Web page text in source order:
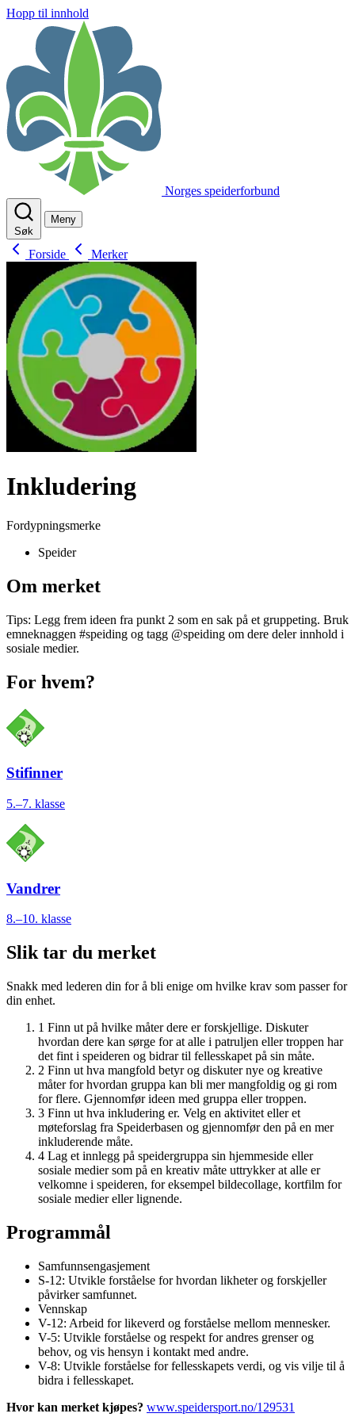
Hopp til innhold
Norges speiderforbund
Søk
Meny
Forside Merker
Inkludering
Fordypningsmerke
Speider
Om merket
Tips: Legg frem ideen fra punkt 2 som en sak på et gruppeting. Bruk
emneknaggen #speiding og tagg @speiding om dere deler innhold i
sosiale medier.
For hvem?
Stifinner
5.–7. klasse
Vandrer
8.–10. klasse
Slik tar du merket
Snakk med lederen din for å bli enige om hvilke krav som passer for
din enhet.
1 Finn ut på hvilke måter dere er forskjellige. Diskuter
hvordan dere kan sørge for at alle i patruljen eller troppen har
det fint i speideren og bidrar til fellesskapet på sin måte.
2 Finn ut hva mangfold betyr og diskuter nye og kreative
måter for hvordan gruppa kan bli mer mangfoldig og gi rom
for flere. Gjennomfør ideen med gruppa eller troppen.
3 Finn ut hva inkludering er. Velg en aktivitet eller et
møteforslag fra Speiderbasen og gjennomfør den på en mer
inkluderende måte.
4 Lag et innlegg på speidergruppa sin hjemmeside eller
sosiale medier som på en kreativ måte uttrykker at alle er
velkomne i speideren, for eksempel bildecollage, kortfilm for
sosiale medier eller lignende.
Programmål
Samfunnsengasjement
S-12: Utvikle forståelse for hvordan likheter og forskjeller
påvirker samfunnet.
Vennskap
V-12: Arbeid for likeverd og forståelse mellom mennesker.
V-5: Utvikle forståelse og respekt for andres grenser og
behov, og vis hensyn i kontakt med andre.
V-8: Utvikle forståelse for fellesskapets verdi, og vis vilje til å
bidra i fellesskapet.
Hvor kan merket kjøpes? www.speidersport.no/129531